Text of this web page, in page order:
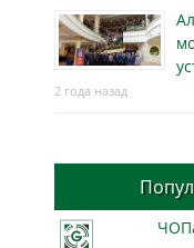
2 года назад